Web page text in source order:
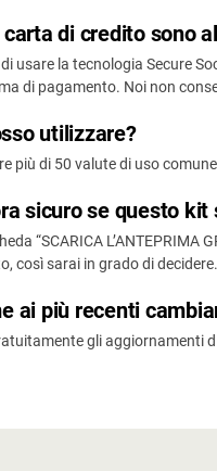
di credito sono
usare la tecnologia Secure
di pagamento. Noi non
utilizzare?
più di 50 valute di uso
sicuro se questo
“SCARICA
così sarai in grado di
ai più recenti
gli aggiornamenti